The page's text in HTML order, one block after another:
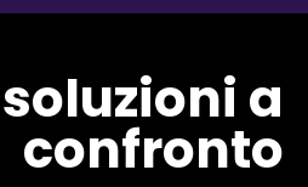
soluzioni a
confronto